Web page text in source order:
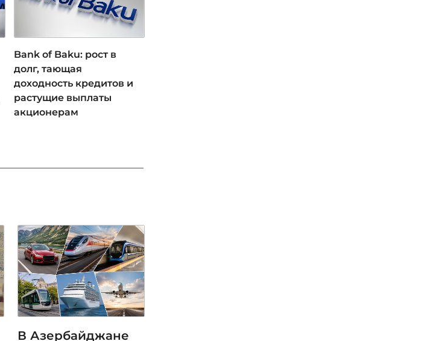
Bank of Baku: рост в
долг, тающая
доходность кредитов и
растущие выплаты
акционерам
В Азербайджане